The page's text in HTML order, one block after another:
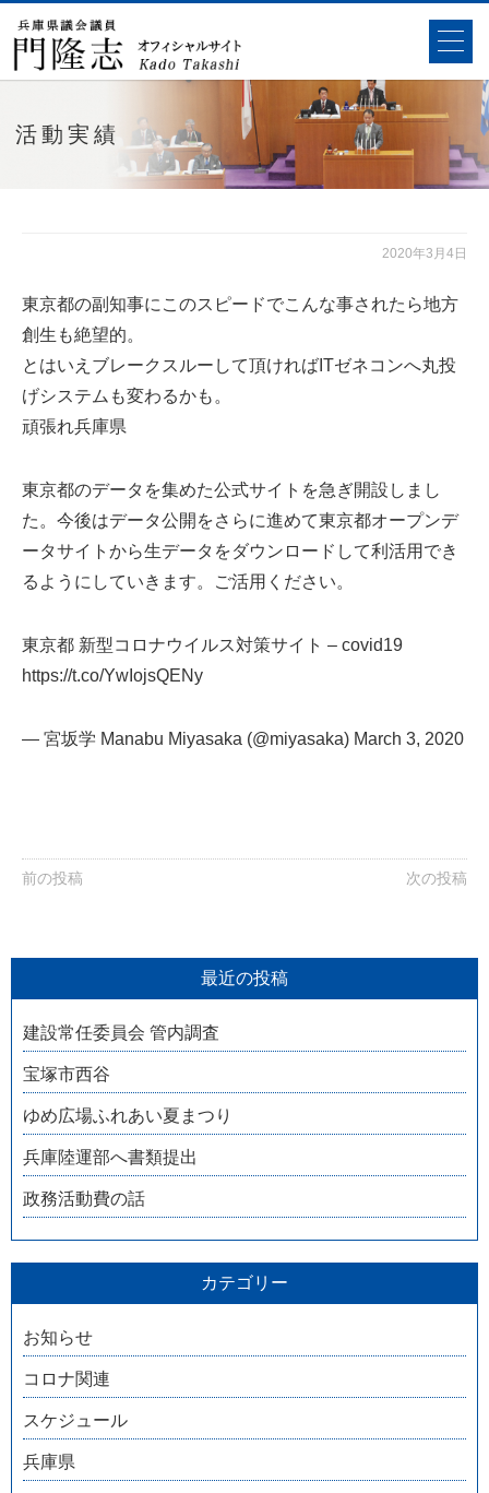
活動実績
2020年3月4日
東京都の副知事にこのスピードでこんな事されたら地方
創生も絶望的。
とはいえブレークスルーして頂ければITゼネコンへ丸投
げシステムも変わるかも。
頑張れ兵庫県
東京都のデータを集めた公式サイトを急ぎ開設しまし
た。今後はデータ公開をさらに進めて東京都オープンデ
ータサイトから生データをダウンロードして利活用でき
るようにしていきます。ご活用ください。
東京都 新型コロナウイルス対策サイト – covid19
https://t.co/YwIojsQENy
— 宮坂学 Manabu Miyasaka (@miyasaka) March 3, 2020
前の投稿 次の投稿
最近の投稿
建設常任委員会 管内調査
宝塚市西谷
ゆめ広場ふれあい夏まつり
兵庫陸運部へ書類提出
政務活動費の話
カテゴリー
お知らせ
コロナ関連
スケジュール
兵庫県